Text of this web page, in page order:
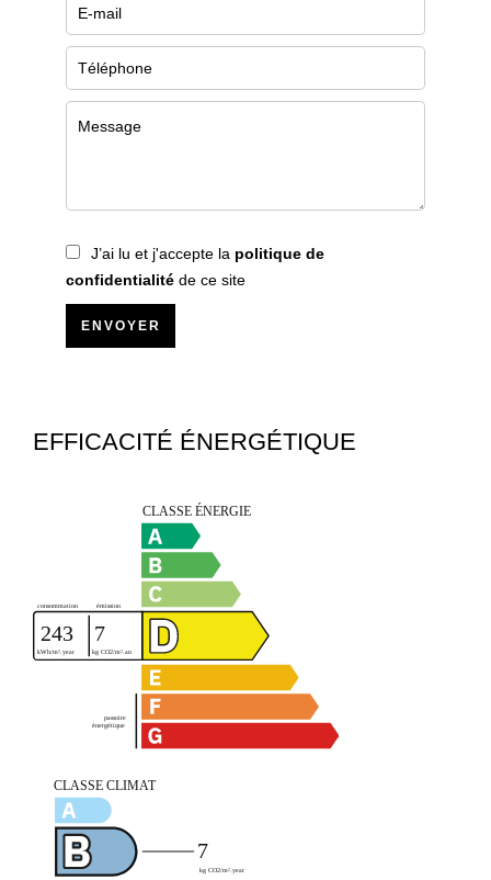
J’ai lu et j'accepte la politique de
confidentialité de ce site
ENVOYER
EFFICACITÉ ÉNERGÉTIQUE